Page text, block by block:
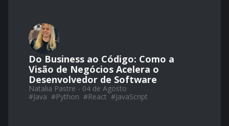
Do Business ao Código: Como a
Visão de Negócios Acelera o
Desenvolvedor de Software
Natalia Pastre - 04 de Agosto
#Java #Python #React #JavaScript